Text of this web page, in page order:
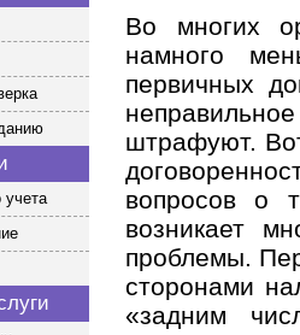
учета
Во многих
намного
первичных
штрафуют.
вопросов о
возникает
проблемы.
сторонами
«задним